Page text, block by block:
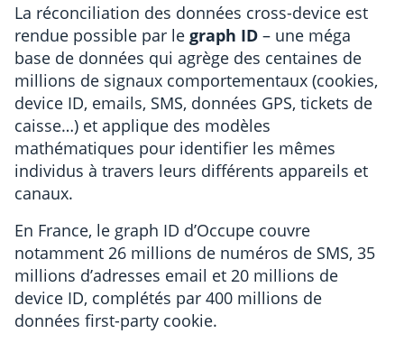
La réconciliation des données cross-device est
rendue possible par le graph ID – une méga
base de données qui agrège des centaines de
millions de signaux comportementaux (cookies,
device ID, emails, SMS, données GPS, tickets de
caisse…) et applique des modèles
mathématiques pour identifier les mêmes
individus à travers leurs différents appareils et
canaux.
En France, le graph ID d’Occupe couvre
notamment 26 millions de numéros de SMS, 35
millions d’adresses email et 20 millions de
device ID, complétés par 400 millions de
données first-party cookie.